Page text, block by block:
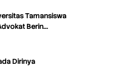
Tamansiswa
Berin…
Dirinya